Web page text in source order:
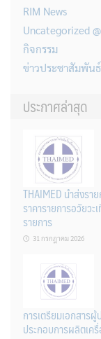
RIM News
Uncategorized
กิจกรรม
ข่าวประชาสัมพันธ์
ประกาศล่าสุด
THAIMED นำส่งร
ราคารายการอวัยว
รายการ
31 กรกฎาคม 2026
การเตรียมเอกสาร
ประกอบการผลิตเค